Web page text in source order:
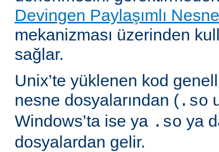
Devingen Paylaşımlı Nesne
mekanizması üzerinden
sağlar.
Unix’te yüklenen kod
nesne dosyalarından ( .so
Windows’ta ise ya .so ya
dosyalardan gelir.